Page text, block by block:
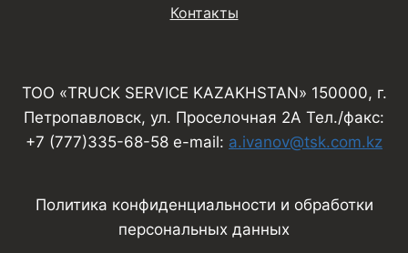
Контакты
ТОО «TRUCK SERVICE KAZAKHSTAN» 150000, г.
Петропавловск, ул. Проселочная 2А Тел./факс:
+7 (777)335-68-58 e-mail: a.ivanov@tsk.com.kz
Политика конфиденциальности и обработки
персональных данных